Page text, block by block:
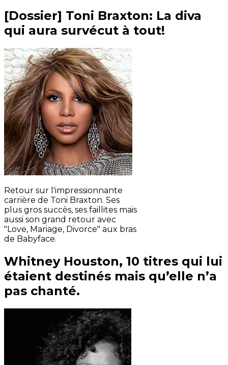
[Dossier] Toni Braxton: La diva
qui aura survécut à tout!
Retour sur l'impressionnante
carrière de Toni Braxton. Ses
plus gros succès, ses faillites mais
aussi son grand retour avec
"Love, Mariage, Divorce" aux bras
de Babyface.
Whitney Houston, 10 titres qui lui
étaient destinés mais qu’elle n’a
pas chanté.